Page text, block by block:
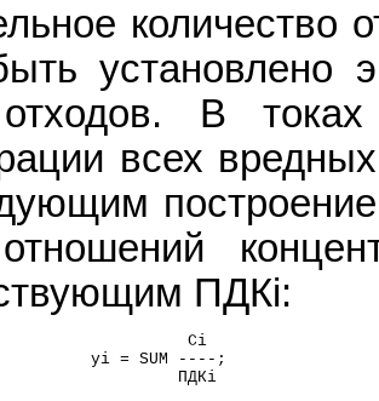
количество
установлено
В
всех
ПДКi:
Ci
yi = SUM ----;
ПДКi